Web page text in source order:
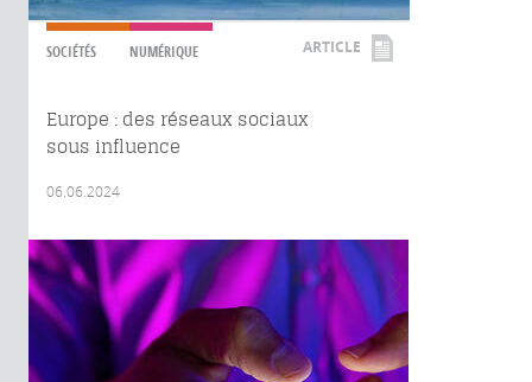
SOCIÉTÉS NUMÉRIQUE ARTICLE
Europe : des réseaux sociaux
sous influence
06.06.2024